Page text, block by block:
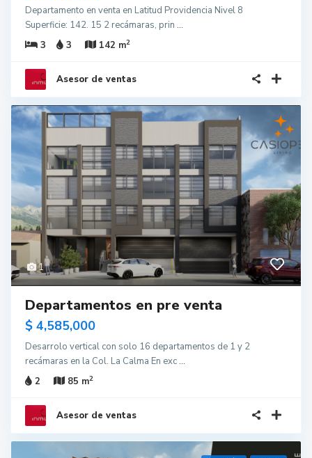
Departamento en venta en Latitud Providencia Nivel 8
Superficie: 142. 15 2 recámaras, prin ...
3
3 142 m2
Asesor de ventas
1
Departamentos en pre venta
$ 4,585,000
Desarrolo vertical con solo 16 departamentos de 1 y 2
recámaras en la Col. La Calma En exc...
2
85 m2
Asesor de ventas